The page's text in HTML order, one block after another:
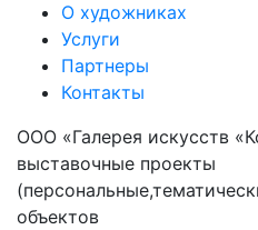
О художниках
Услуги
Партнеры
Контакты
ООО «Галерея искусств
выставочные проекты
объектов